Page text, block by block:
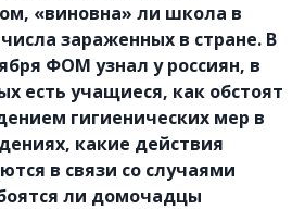
«виновна» ли школа в
зараженных в стране. В
ФОМ узнал у россиян, в
есть учащиеся, как обстоят
гигиенических мер в
какие действия
в связи со случаями
ли домочадцы